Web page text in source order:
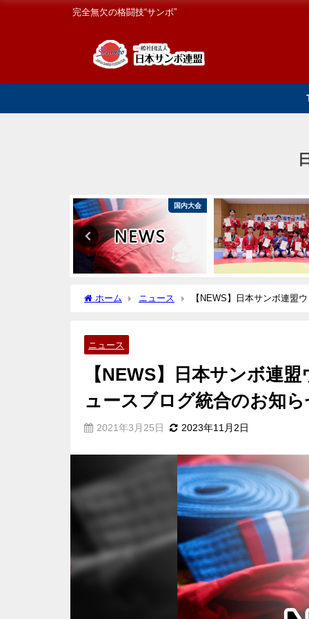
完全無欠の格闘技“サンボ”
国内大会
ホーム ニュース 【NEWS】日本サンボ連盟
ニュース
【NEWS】日本サンボ連
ュースブログ統合のお知ら
2021年3月25日 2023年11月2日